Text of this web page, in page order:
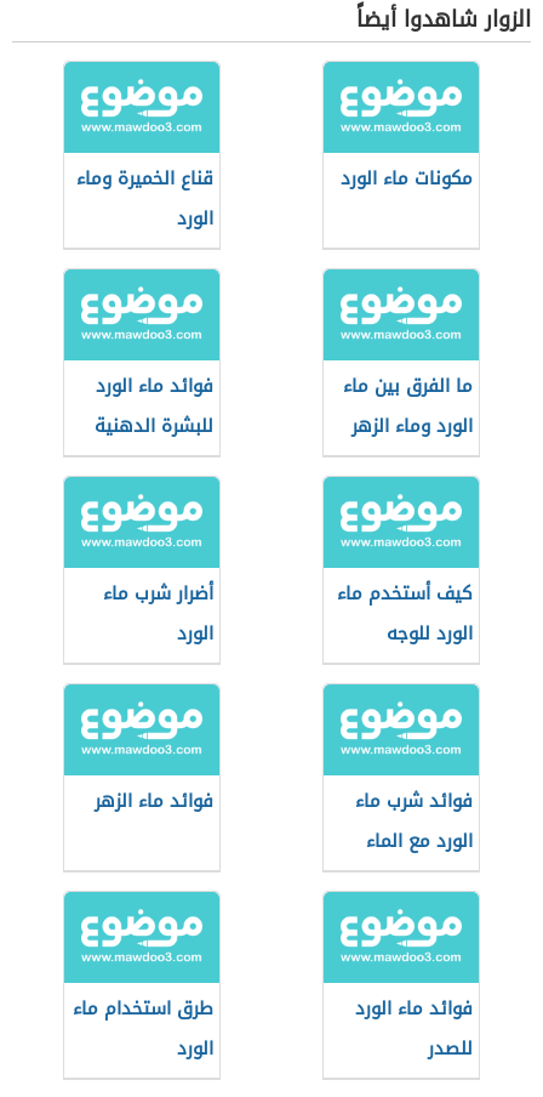
الزوار شاهدوا أيضاً
مكونات ماء الورد
قناع الخميرة وماء
الورد
ما الفرق بين ماء
الورد وماء الزهر
فوائد ماء الورد
للبشرة الدهنية
كيف أستخدم ماء
الورد للوجه
أضرار شرب ماء
الورد
فوائد شرب ماء
الورد مع الماء
فوائد ماء الزهر
فوائد ماء الورد
للصدر
طرق استخدام ماء
الورد